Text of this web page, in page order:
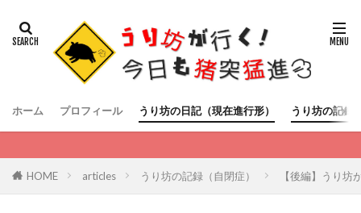
ホーム プロフィール うり坊の日記（現在進行形） うり坊の記録
HOME articles うり坊の記録（自閉症） 【後編】うり